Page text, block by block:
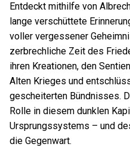
Entdeckt mithilfe von
lange verschüttete
voller vergessener
zerbrechliche Zeit des
ihren Kreationen, den
Alten Krieges und
gescheiterten Bündnisses.
Rolle in diesem dunklen
Ursprungssystems – und
die Gegenwart.